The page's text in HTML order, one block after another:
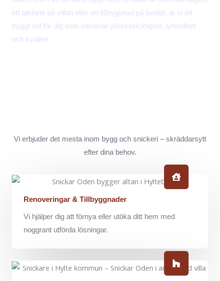
ett takbyte på villan eller en tillbyggnad på landet, är vi ett
tryggt val för dig som värderar yrkesskicklighet, lyhördhet
och kvalitet.
Vi erbjuder det mesta inom bygg och snickeri – skräddarsytt
efter dina behov.
Renoveringar & Tillbyggnader
Vi hjälper dig att förnya eller utöka ditt hem med
noggrant utförda lösningar.